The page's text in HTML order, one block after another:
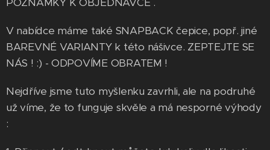
V nabídce máme také SNAPBACK čepice, popř. jiné
BAREVNÉ VARIANTY k této nášivce. ZEPTEJTE SE
NÁS ! :) - ODPOVÍME OBRATEM !
Nejdříve jsme tuto myšlenku zavrhli, ale na podruhé
už víme, že to funguje skvěle a má nesporné výhody
: